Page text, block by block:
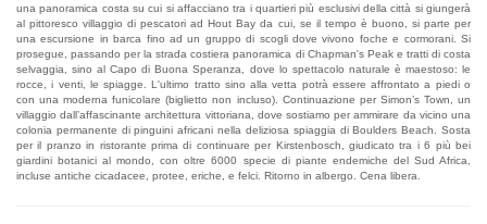
una panoramica costa su cui si affacciano tra i quartieri più esclusivi della città si giungerà
al pittoresco villaggio di pescatori ad Hout Bay da cui, se il tempo è buono, si parte per
una escursione in barca fino ad un gruppo di scogli dove vivono foche e cormorani. Si
prosegue, passando per la strada costiera panoramica di Chapman's Peak e tratti di costa
selvaggia, sino al Capo di Buona Speranza, dove lo spettacolo naturale è maestoso: le
rocce, i venti, le spiagge. L'ultimo tratto sino alla vetta potrà essere affrontato a piedi o
con una moderna funicolare (biglietto non incluso). Continuazione per Simon’s Town, un
villaggio dall’affascinante architettura vittoriana, dove sostiamo per ammirare da vicino una
colonia permanente di pinguini africani nella deliziosa spiaggia di Boulders Beach. Sosta
per il pranzo in ristorante prima di continuare per Kirstenbosch, giudicato tra i 6 più bei
giardini botanici al mondo, con oltre 6000 specie di piante endemiche del Sud Africa,
incluse antiche cicadacee, protee, eriche, e felci. Ritorno in albergo. Cena libera.